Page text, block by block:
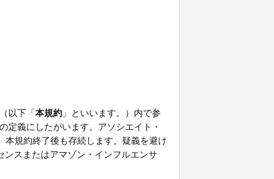
（以下「本規約 」といいます。）内で参
定義にしたがいます。アソシエイト・
規約終了後も存続します。疑義を避け
スまたはアマゾン・インフルエンサ